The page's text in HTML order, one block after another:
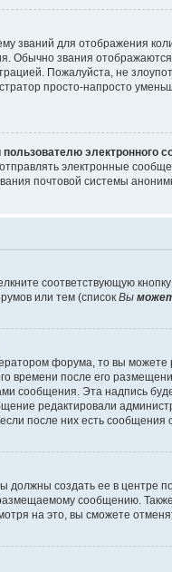
званий для отображения
Обычно звания
Пожалуйста, не
просто-напросто
электронного
электронные
почтовой системы
соответствующую
или тем (список Вы
форума, то вы можете
времени после его
сообщения. Эта надпись
редактировали
после них есть сообщения
должны создать ее в центре
сообщению.
на это, вы сможете